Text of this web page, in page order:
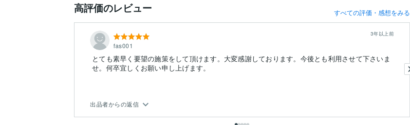
高評価のレビュー すべての評価・感想をみる
fas001
3年以上前
とても素早く要望の施策をして頂けます。大変感謝しております。今後とも利用させて下さいま
せ。何卒宜しくお願い申し上げます。
出品者からの返信